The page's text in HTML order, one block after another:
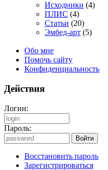
Исходники (4)
ПЛИС (4)
Статьи (20)
Эмбед-арт (5)
Обо мне
Помочь сайту
Конфиденциальность
Действия
Логин:
Пароль:
Восстановить пароль
Зарегистрироваться